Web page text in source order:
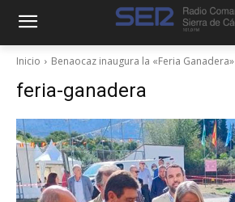
Inicio Benaocaz inaugura la «Feria Ganadera»
feria-ganadera